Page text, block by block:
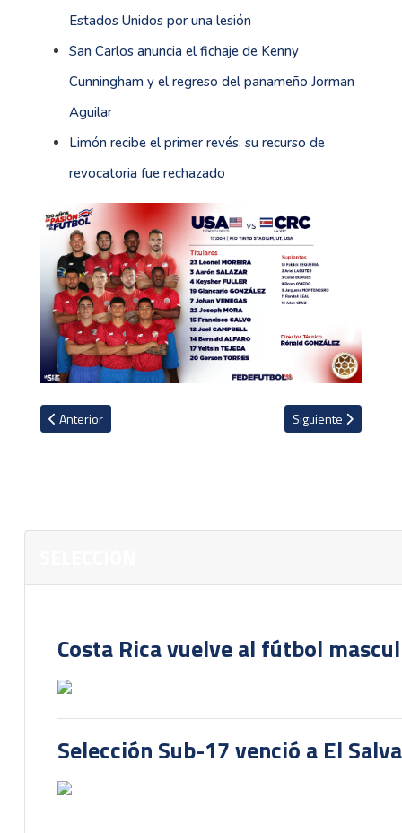
Estados Unidos por una lesión
San Carlos anuncia el fichaje de Kenny
Cunningham y el regreso del panameño Jorman
Aguilar
Limón recibe el primer revés, su recurso de
revocatoria fue rechazado
Artículo anterior: Las pobres estadísticas de Ronald González en
Anterior Artículo siguiente:
Siguiente
Costa Rica vuelve al fútbol
Selección Sub-17 venció a El